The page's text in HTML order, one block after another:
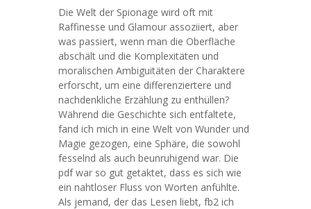
Die Welt der Spionage wird oft mit
Raffinesse und Glamour assoziiert, aber
was passiert, wenn man die Oberfläche
abschält und die Komplexitäten und
moralischen Ambiguitäten der Charaktere
erforscht, um eine differenziertere und
nachdenkliche Erzählung zu enthüllen?
Während die Geschichte sich entfaltete,
fand ich mich in eine Welt von Wunder und
Magie gezogen, eine Sphäre, die sowohl
fesselnd als auch beunruhigend war. Die
pdf war so gut getaktet, dass es sich wie
ein nahtloser Fluss von Worten anfühlte.
Als jemand, der das Lesen liebt, fb2 ich